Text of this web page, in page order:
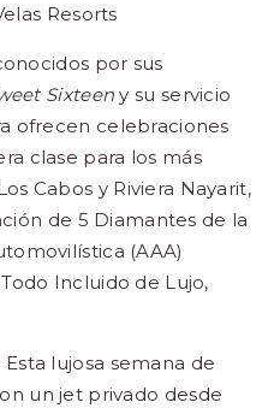
Resorts
por sus
Sixteeny su servicio
ofrecen celebraciones
clase para los más
Cabos y Riviera Nayarit,
de 5 Diamantes de la
(AAA)
Incluido de Lujo,
Esta lujosa semana de
un jet privado desde